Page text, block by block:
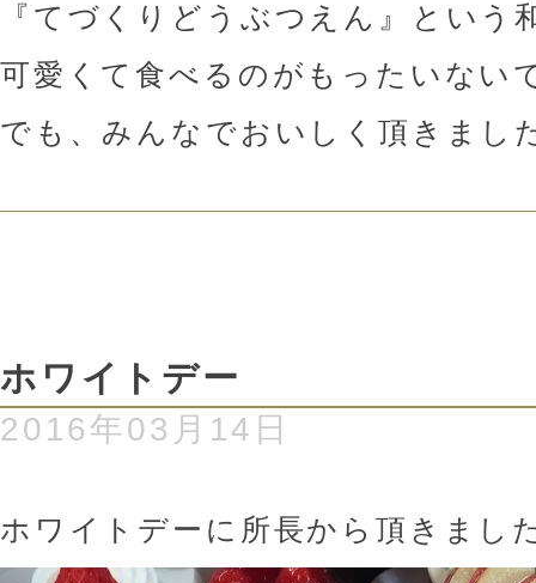
『てづくりどうぶつえん』という
可愛くて食べるのがもったいない
でも、みんなでおいしく頂きまし
ホワイトデー
2016年03月14日
ホワイトデーに所長から頂きまし